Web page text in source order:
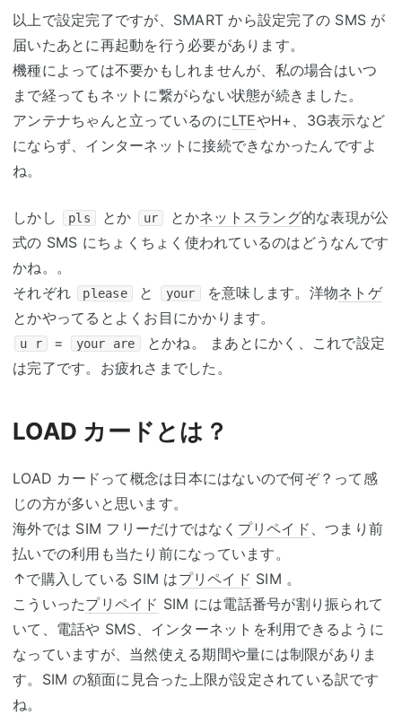
以上で設定完了ですが、SMART から設定完了の SMS が
届いたあとに再起動を行う必要があります。
機種によっては不要かもしれませんが、私の場合はいつ
まで経ってもネットに繋がらない状態が続きました。
アンテナちゃんと立っているのにLTEやH+、3G表示など
にならず、インターネットに接続できなかったんですよ
ね。
しかし pls とか ur とかネットスラング的な表現が公
式の SMS にちょくちょく使われているのはどうなんです
かね。。
それぞれ
please と your を意味します。洋物ネトゲ
とかやってるとよくお目にかかります。
u r = your are
とかね。 まあとにかく、これで設定
は完了です。お疲れさまでした。
LOAD カードとは？
LOAD カードって概念は日本にはないので何ぞ？って感
じの方が多いと思います。
海外では SIM フリーだけではなく プリペイド 、つまり前
払いでの利用も当たり前になっています。
↑で購入している SIM はプリペイド SIM 。
こういったプリペイド SIM には電話番号が割り振られて
いて、電話や SMS、インターネットを利用できるように
なっていますが、当然使える期間や量には制限がありま
す。SIM の額面に見合った上限が設定されている訳です
ね。